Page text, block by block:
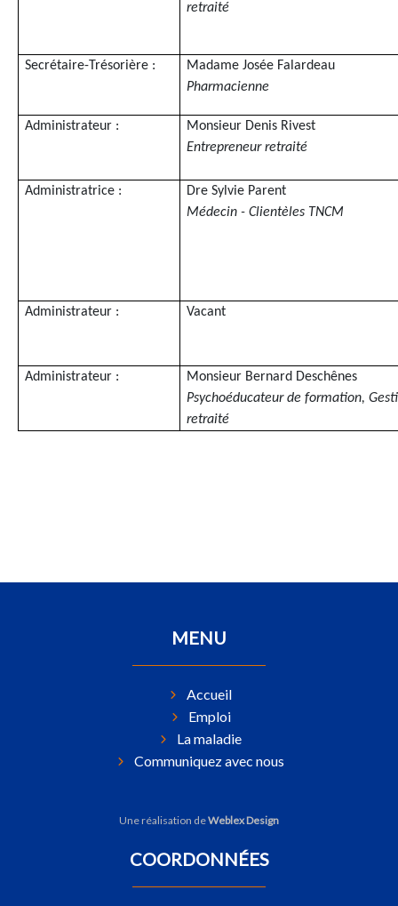
retraité
Secrétaire-Trésorière :
Madame Josée Falardeau
Pharmacienne
Administrateur :
Monsieur Denis Rivest
Entrepreneur retraité
Administratrice :
Dre Sylvie Parent
Médecin - Clientèles TNCM
Administrateur : Vacant
Administrateur :
Monsieur Bernard Deschênes
Psychoéducateur de formation,
retraité
MENU
Accueil
Emploi
La maladie
Communiquez avec nous
Une réalisation deWeblex Design
COORDONNÉES